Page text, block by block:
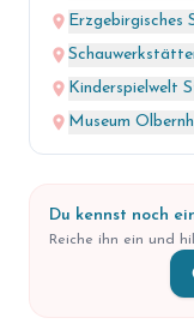
place Erzgebirgisches
place
place Kinderspielwelt
place Museum
Du kennst noch
Reiche ihn ein und